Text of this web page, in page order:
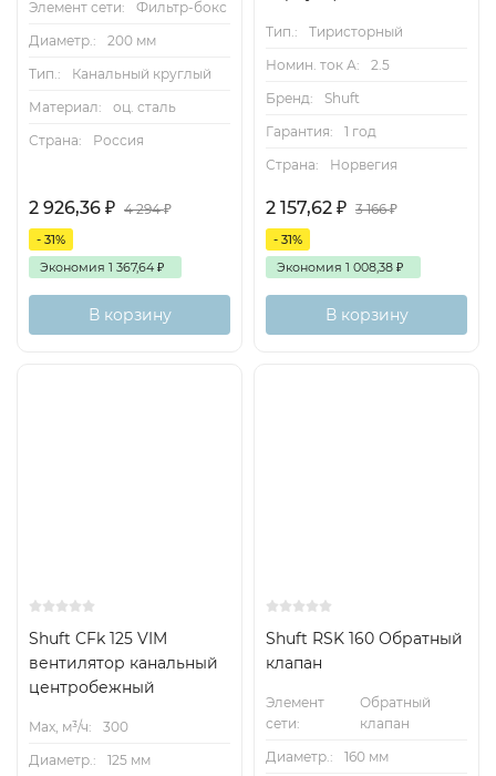
Элемент сети:
Фильтр-бокс
Диаметр.:
200 мм
Тип.:
Канальный круглый
Материал:
оц. сталь
Страна:
Россия
2 926,36 ₽ 4 294₽
- 31%
Экономия 1 367,64 ₽
В корзину
Тип.:
Тиристорный
Номин. ток А:
2.5
Бренд:
Shuft
Гарантия:
1 год
Страна:
Норвегия
2 157,62 ₽ 3 166₽
- 31%
Экономия 1 008,38 ₽
В корзину
Shuft CFk 125 VIM
вентилятор канальный
центробежный
Max, м³/ч:
300
Диаметр.:
125 мм
Shuft RSK 160 Обратный
клапан
Элемент
сети:
Обратный
клапан
Диаметр.:
160 мм